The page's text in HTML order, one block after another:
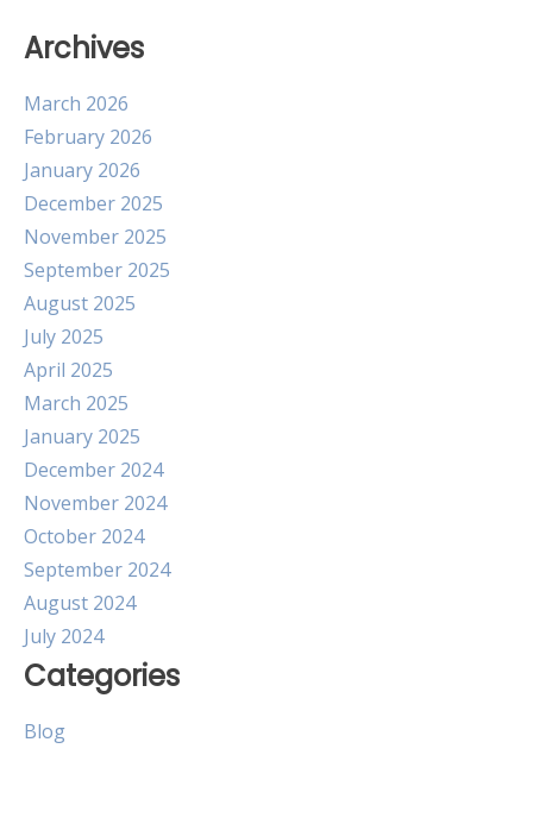
Archives
March 2026
February 2026
January 2026
December 2025
November 2025
September 2025
August 2025
July 2025
April 2025
March 2025
January 2025
December 2024
November 2024
October 2024
September 2024
August 2024
July 2024
Categories
Blog